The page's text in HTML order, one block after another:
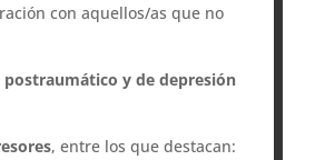
con aquellos/as que no
y de depresión
, entre los que destacan: